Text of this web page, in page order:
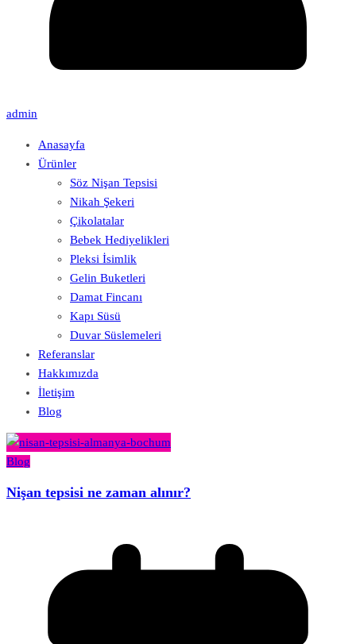
admin
Anasayfa
Ürünler
Söz Nişan Tepsisi
Nikah Şekeri
Çikolatalar
Bebek Hediyelikleri
Pleksi İsimlik
Gelin Buketleri
Damat Fincanı
Kapı Süsü
Duvar Süslemeleri
Referanslar
Hakkımızda
İletişim
Blog
Blog
Nişan tepsisi ne zaman alınır?